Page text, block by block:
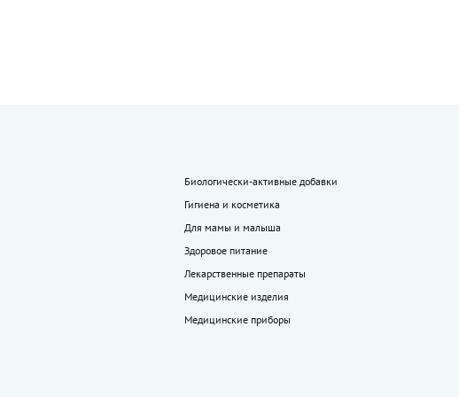
Биологически-активные добавки
Гигиена и косметика
Для мамы и малыша
Здоровое питание
Лекарственные препараты
Медицинские изделия
Медицинские приборы